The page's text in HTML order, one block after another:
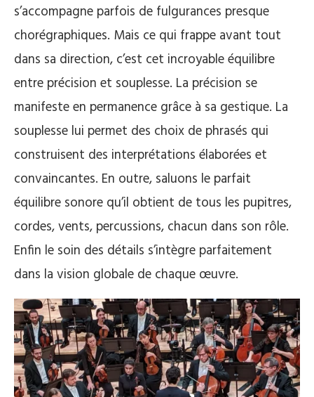
s’accompagne parfois de fulgurances presque
chorégraphiques. Mais ce qui frappe avant tout
dans sa direction, c’est cet incroyable équilibre
entre précision et souplesse. La précision se
manifeste en permanence grâce à sa gestique. La
souplesse lui permet des choix de phrasés qui
construisent des interprétations élaborées et
convaincantes. En outre, saluons le parfait
équilibre sonore qu’il obtient de tous les pupitres,
cordes, vents, percussions, chacun dans son rôle.
Enfin le soin des détails s’intègre parfaitement
dans la vision globale de chaque œuvre.